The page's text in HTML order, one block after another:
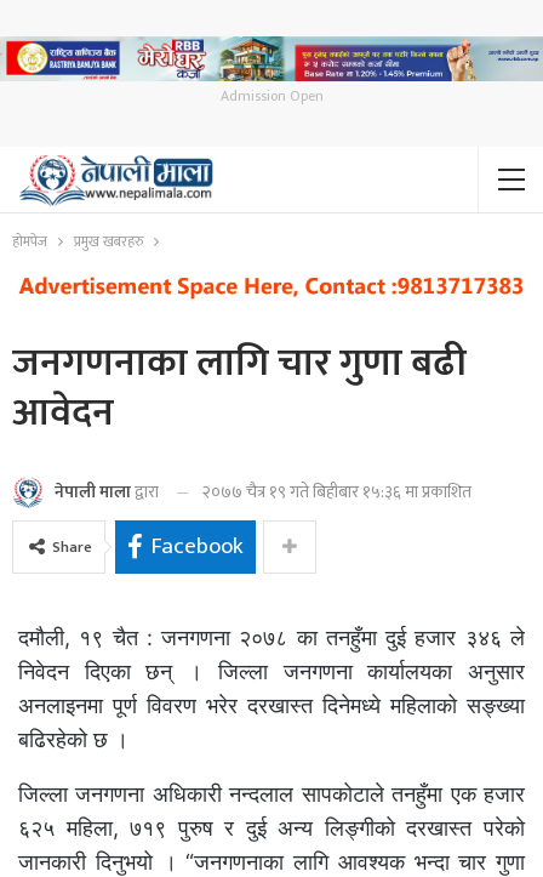
Admission Open
होमपेज प्रमुख खबरहरु
जनगणनाका लागि चार गुणा बढी
आवेदन
नेपाली मालाद्वारा २०७७ चैत्र १९ गते बिहीबार १५:३६ मा प्रकाशित
Share Facebook
दमौली, १९ चैत : जनगणना २०७८ का तनहुँमा दुई हजार ३४६ ले
निवेदन दिएका छन् । जिल्ला जनगणना कार्यालयका अनुसार
अनलाइनमा पूर्ण विवरण भरेर दरखास्त दिनेमध्ये महिलाको सङ्ख्या
बढिरहेको छ ।
जिल्ला जनगणना अधिकारी नन्दलाल सापकोटाले तनहुँमा एक हजार
६२५ महिला, ७१९ पुरुष र दुई अन्य लिङ्गीको दरखास्त परेको
जानकारी दिनुभयो । “जनगणनाका लागि आवश्यक भन्दा चार गुणा